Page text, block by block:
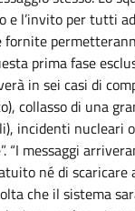
e l’invito per tutti
prima fase
in sei casi di
collasso di una
incidenti nucleari
messaggi
né di
che il sistema